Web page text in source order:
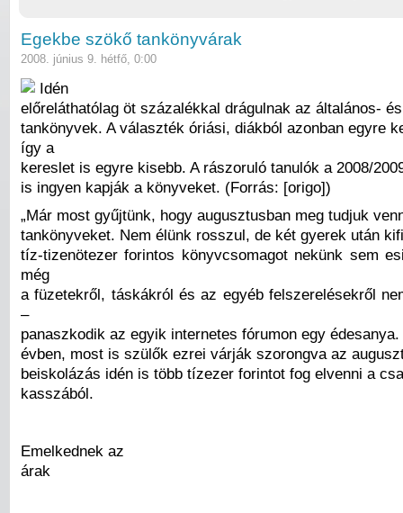
Egekbe szökő tankönyvárak
2008. június 9. hétfő, 0:00
Idén
előreláthatólag öt százalékkal drágulnak az általános-
tankönyvek. A választék óriási, diákból azonban egyre
így a
kereslet is egyre kisebb. A rászoruló tanulók a 2008/
is ingyen kapják a könyveket. (Forrás: [origo])
„Már most gyűjtünk, hogy augusztusban meg tudjuk
tankönyveket. Nem élünk rosszul, de két gyerek után
tíz-tizenötezer forintos könyvcsomagot nekünk sem
még
a füzetekről, táskákról és az egyéb felszerelésekről
–
panaszkodik az egyik internetes fórumon egy
évben, most is szülők ezrei várják szorongva az
beiskolázás idén is több tízezer forintot fog elvenni a
kasszából.
Emelkednek az
árak